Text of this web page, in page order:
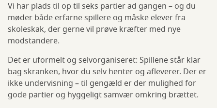
Vi har plads til op til seks partier ad gangen – og du
møder både erfarne spillere og måske elever fra
skoleskak, der gerne vil prøve kræfter med nye
modstandere.
Det er uformelt og selvorganiseret: Spillene står klar
bag skranken, hvor du selv henter og afleverer. Der er
ikke undervisning – til gengæld er der mulighed for
gode partier og hyggeligt samvær omkring brættet.